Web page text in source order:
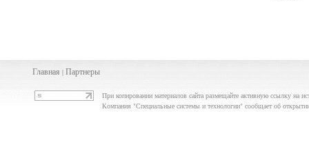
Главная | Партнеры
При копировании материалов сайта размещайте активную ссылку на
Компания "Специальные системы и технологии" сообщает об